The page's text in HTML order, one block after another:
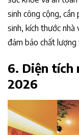
sinh công cộng, cần
sinh, kích thước nhà
đảm bảo chất lượng
6. Diện tích
2026